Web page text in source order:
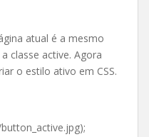
atual é a mesmo
classe active. Agora
o estilo ativo em CSS.